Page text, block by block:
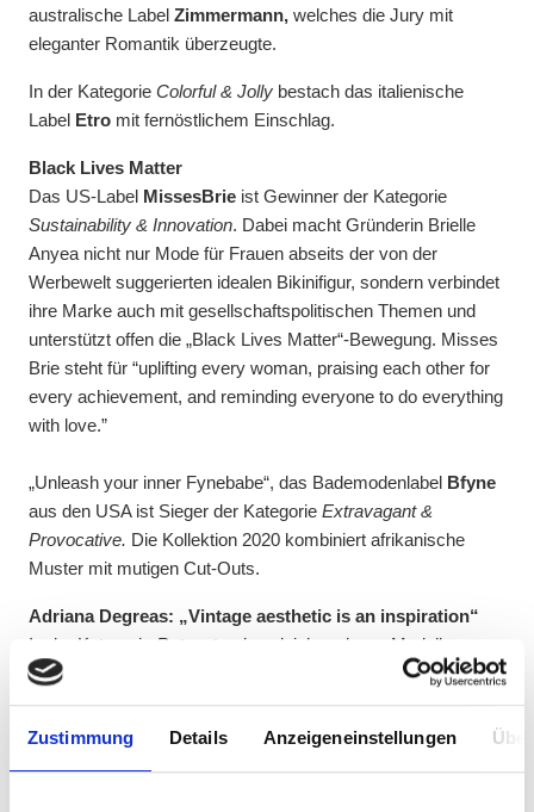
Zustimmung Details Anzeigeneinstellungen
australische Label Zimmermann, welches die Jury mit
eleganter Romantik überzeugte.
In der Kategorie Colorful & Jolly bestach das italienische
Label Etro mit fernöstlichem Einschlag.
Black Lives Matter
Das US-Label MissesBrie ist Gewinner der Kategorie
Sustainability & Innovation. Dabei macht Gründerin Brielle
Anyea nicht nur Mode für Frauen abseits der von der
Werbewelt suggerierten idealen Bikinifigur, sondern verbindet
ihre Marke auch mit gesellschaftspolitischen Themen und
unterstützt offen die „Black Lives Matter“-Bewegung. Misses
Brie steht für “uplifting every woman, praising each other for
every achievement, and reminding everyone to do everything
with love.”
„Unleash your inner Fynebabe“, das Bademodenlabel Bfyne
aus den USA ist Sieger der Kategorie Extravagant &
Provocative. Die Kollektion 2020 kombiniert afrikanische
Muster mit mutigen Cut-Outs.
Adriana Degreas: „Vintage aesthetic is an inspiration“
In der Kategorie
Retro
standen gleich mehrere Modelle von
Adriana Degreas
aus Sao Paulo in der Spitzenbewertung.
Die brasilianische „Bain Couture“ ließ mit der
Neuinterpretation des Réard-Rose-Bikinis und der Linie „The